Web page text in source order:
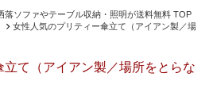
落ソファやテーブル収納・照明が送料無料 TOP
女性人気のプリティー傘立て（アイアン製／場
て（アイアン製／場所をとらな